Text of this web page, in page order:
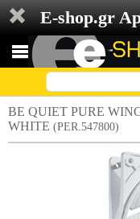
E-shop.gr
BE QUIET PURE
WHITE (PER.547800)